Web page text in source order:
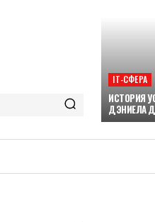
ІТ-СФЕРА
ИСТОРИЯ
ДЭНИЕЛА